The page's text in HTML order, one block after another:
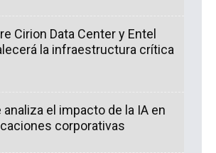
Cirion Data Center y Entel
la infraestructura crítica
el impacto de la IA en
corporativas